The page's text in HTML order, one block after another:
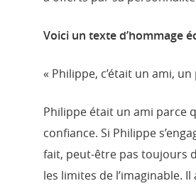
Voici un texte d’hommage
« Philippe, c’était un ami,
Philippe était un ami parce
confiance. Si Philippe
fait, peut-être pas toujours
les limites de l’imaginable.